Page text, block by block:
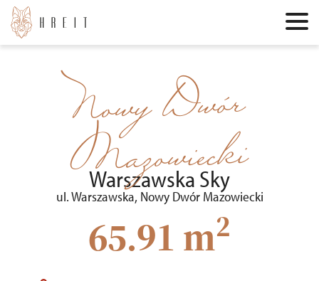
Nowy Dwór
Mazowiecki
Warszawska Sky
ul. Warszawska, Nowy Dwór Mazowiecki
65.91 m2